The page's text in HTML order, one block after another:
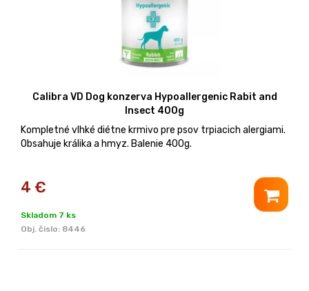
Calibra VD Dog konzerva Hypoallergenic Rabit and
Insect 400g
Kompletné vlhké diétne krmivo pre psov trpiacich alergiami.
Obsahuje králika a hmyz. Balenie 400g.
4 €
Skladom 7 ks
Obj. čislo: 8446